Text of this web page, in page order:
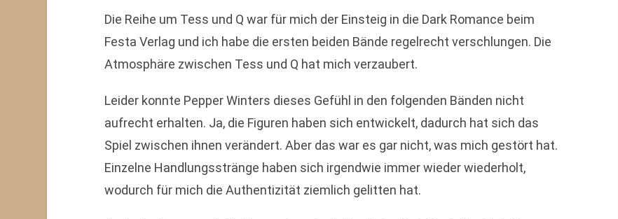
Die Reihe um Tess und Q war für mich der Einsteig in die Dark Romance beim
Festa Verlag und ich habe die ersten beiden Bände regelrecht verschlungen. Die
Atmosphäre zwischen Tess und Q hat mich verzaubert.
Leider konnte Pepper Winters dieses Gefühl in den folgenden Bänden nicht
aufrecht erhalten. Ja, die Figuren haben sich entwickelt, dadurch hat sich das
Spiel zwischen ihnen verändert. Aber das war es gar nicht, was mich gestört hat.
Einzelne Handlungsstränge haben sich irgendwie immer wieder wiederholt,
wodurch für mich die Authentizität ziemlich gelitten hat.